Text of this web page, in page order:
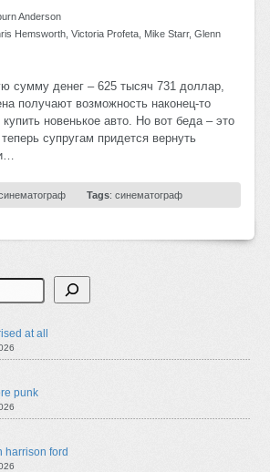
Anderson
Hemsworth, Victoria Profeta, Mike Starr, Glenn
сумму денег – 625 тысяч 731 доллар,
получают возможность наконец-то
новенькое авто. Но вот беда – это
супругам придется вернуть
Tags: синематограф
at all
punk
harrison ford